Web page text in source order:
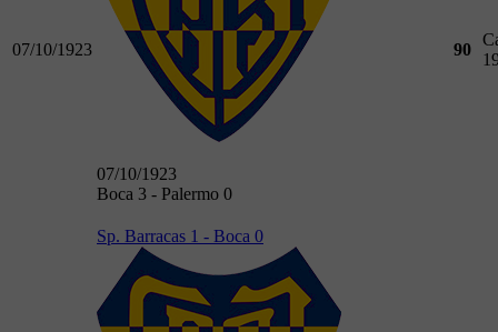
07/10/1923
07/10/1923
Boca 3 - Palermo 0
90
Sp. Barracas 1 - Boca 0